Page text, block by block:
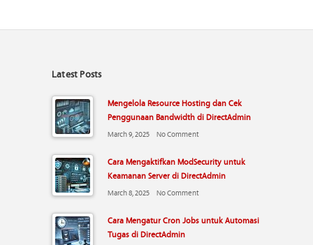
Latest Posts
Mengelola Resource Hosting dan Cek
Penggunaan Bandwidth di DirectAdmin
March 9, 2025 No Comment
Cara Mengaktifkan ModSecurity untuk
Keamanan Server di DirectAdmin
March 8, 2025 No Comment
Cara Mengatur Cron Jobs untuk Automasi
Tugas di DirectAdmin